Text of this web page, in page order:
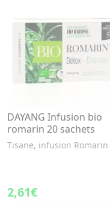
DAYANG Infusion bio
romarin 20 sachets
Tisane, infusion Romarin
2,61€